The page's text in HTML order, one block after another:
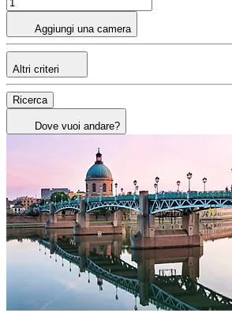
Aggiungi una camera
Altri criteri
Ricerca
Dove vuoi andare?